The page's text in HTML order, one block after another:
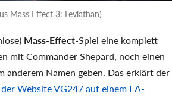
Mass Effect 3: Leviathan)
Mass-Effect-Spiel eine komplett
mit Commander Shepard, noch einen
anderem Namen geben. Das erklärt der
Website VG247 auf einem EA-